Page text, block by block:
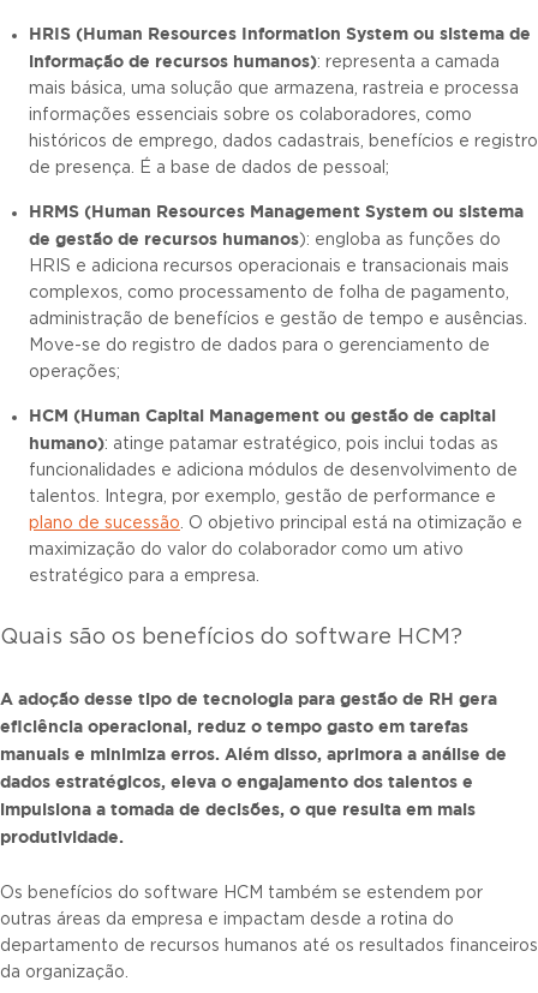
HRIS (Human Resources Information System ou sistema de
informação de recursos humanos): representa a camada
mais básica, uma solução que armazena, rastreia e processa
informações essenciais sobre os colaboradores, como
históricos de emprego, dados cadastrais, benefícios e registro
de presença. É a base de dados de pessoal;
HRMS (Human Resources Management System ou sistema
de gestão de recursos humanos): engloba as funções do
HRIS e adiciona recursos operacionais e transacionais mais
complexos, como processamento de folha de pagamento,
administração de benefícios e gestão de tempo e ausências.
Move-se do registro de dados para o gerenciamento de
operações;
HCM (Human Capital Management ou gestão de capital
humano): atinge patamar estratégico, pois inclui todas as
funcionalidades e adiciona módulos de desenvolvimento de
talentos. Integra, por exemplo, gestão de performance e
plano de sucessão. O objetivo principal está na otimização e
maximização do valor do colaborador como um ativo
estratégico para a empresa.
Quais são os benefícios do software HCM?
A adoção desse tipo de tecnologia para gestão de RH gera
eficiência operacional, reduz o tempo gasto em tarefas
manuais e minimiza erros. Além disso, aprimora a análise de
dados estratégicos, eleva o engajamento dos talentos e
impulsiona a tomada de decisões, o que resulta em mais
produtividade.
Os benefícios do software HCM também se estendem por
outras áreas da empresa e impactam desde a rotina do
departamento de recursos humanos até os resultados financeiros
da organização.